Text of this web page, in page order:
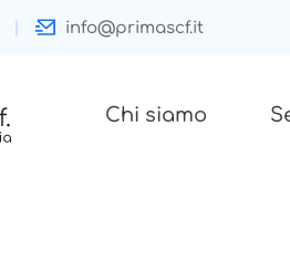
info@primascf.it
Chi siamo